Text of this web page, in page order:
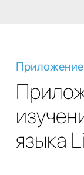
Приложение
языка